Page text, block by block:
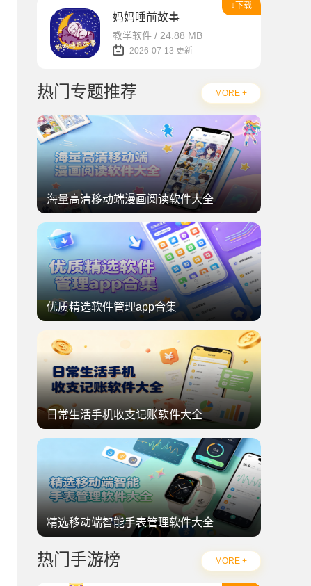
↓下载
妈妈睡前故事
教学软件 / 24.88 MB
2026-07-13 更新
热门专题推荐 MORE +
海量高清移动端漫画阅读软件大全
优质精选软件管理app合集
日常生活手机收支记账软件大全
精选移动端智能手表管理软件大全
热门手游榜 MORE +